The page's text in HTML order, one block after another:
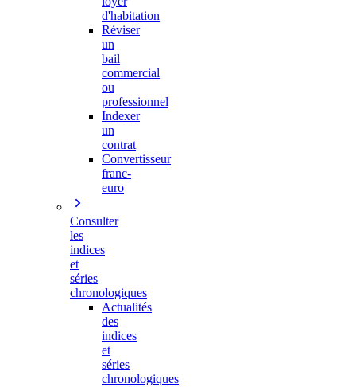
d'habitation
Réviser
un
bail
commercial
ou
professionnel
Indexer
un
contrat
Convertisseur
franc-
euro
Consulter
les
indices
et
séries
chronologiques
Actualités
des
indices
et
séries
chronologiques